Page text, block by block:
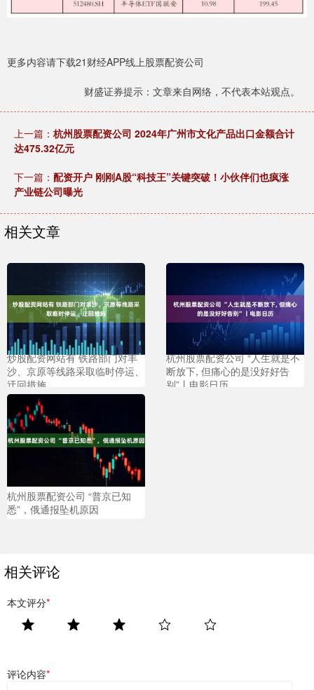
更多内容请下载21财经APP线上股票配资公司
财盛证券提示：文章来自网络，不代表本站观点。
上一篇： 杭州股票配资公司 2024年广州市文化产品出口金额合计
达475.32亿元
下一篇： 配资开户 刚刚A股“科技王”关键突破！小伙伴们也疯涨
产业链公司曝光
相关文章
炒股配资网站有 铁路部门对丰
沙、京原等线路采取临时停运、
迂回措施
杭州股票配资公司 “人生就是不
断放下, 但痛心的是没好好告
别”丨电影日历
杭州股票配资公司 “普京已知
悉”，俄通报坠机原因
相关评论
本文评分*
评论内容*